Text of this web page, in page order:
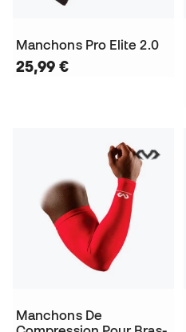
Manchons Pro Elite 2.0
25,99 €
Manchons De